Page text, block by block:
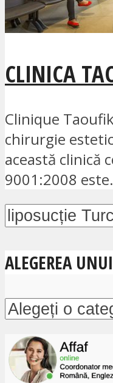
CLINICA
Clinique
chirurgie
această clinică
9001:2008
ALEGEREA